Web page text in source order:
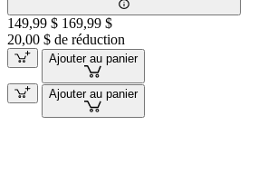
149,99 $ 169,99 $
20,00 $ de réduction
Ajouter au panier
Ajouter au panier